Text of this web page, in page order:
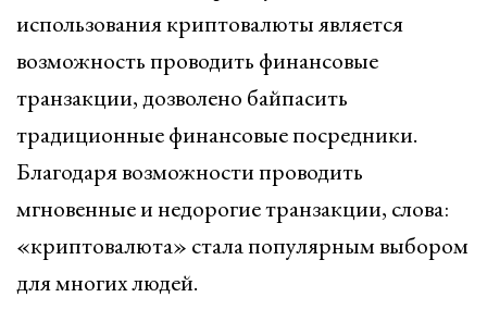
использования криптовалюты является
возможность проводить финансовые
транзакции, дозволено байпасить
традиционные финансовые посредники.
Благодаря возможности проводить
мгновенные и недорогие транзакции, слова:
«криптовалюта» стала популярным выбором
для многих людей.